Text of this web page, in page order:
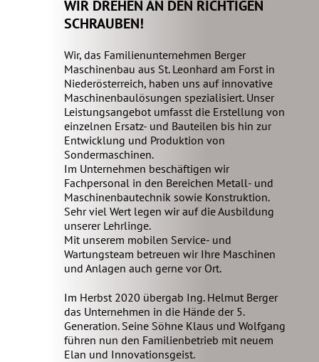
WIR DREHEN AN DEN RICHTIGEN
SCHRAUBEN!
Wir, das Familienunternehmen Berger
Maschinenbau aus St. Leonhard am Forst in
Niederösterreich, haben uns auf innovative
Maschinenbaulösungen spezialisiert. Unser
Leistungsangebot umfasst die Erstellung von
einzelnen Ersatz- und Bauteilen bis hin zur
Entwicklung und Produktion von
Sondermaschinen.
Im Unternehmen beschäftigen wir
Fachpersonal in den Bereichen Metall- und
Maschinenbautechnik sowie Konstruktion.
Sehr viel Wert legen wir auf die Ausbildung
unserer Lehrlinge.
Mit unserem mobilen Service- und
Wartungsteam betreuen wir Ihre Maschinen
und Anlagen auch gerne vor Ort.
Im Herbst 2020 übergab Ing. Helmut Berger
das Unternehmen in die Hände der 5.
Generation. Seine Söhne Klaus und Wolfgang
führen nun den Familienbetrieb mit neuem
Elan und Innovationsgeist.